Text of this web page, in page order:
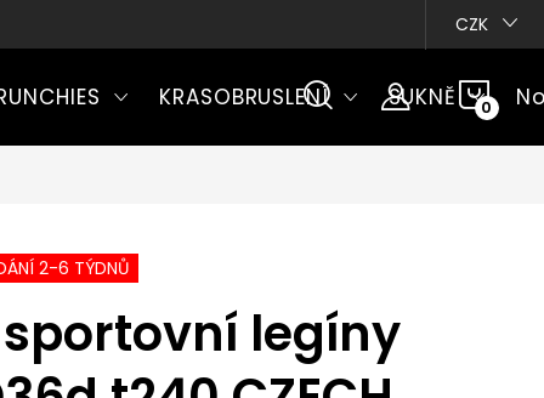
CZK
KRASOBRUSLENÍ SUKNĚ
2-6 TÝDNŮ
legíny